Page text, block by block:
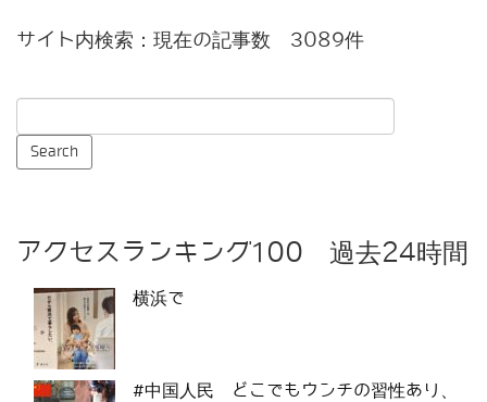
サイト内検索：現在の記事数 3089件
アクセスランキング100 過去24時間
横浜で
#中国人民 どこでもウンチの習性あり、